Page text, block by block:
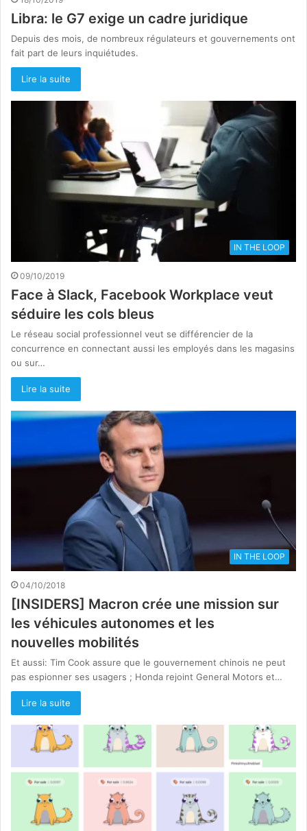
Libra: le G7 exige un cadre juridique
Depuis des mois, de nombreux régulateurs et gouvernements ont
fait part de leurs inquiétudes.
Lire la suite
IN THE LOOP
09/10/2019
Face à Slack, Facebook Workplace veut
séduire les cols bleus
Le réseau social professionnel veut se différencier de la
concurrence en connectant aussi les employés dans les magasins
ou sur…
Lire la suite
IN THE LOOP
04/10/2018
[INSIDERS] Macron crée une mission sur
les véhicules autonomes et les
nouvelles mobilités
Et aussi: Tim Cook assure que le gouvernement chinois ne peut
pas espionner ses usagers ; Honda rejoint General Motors et…
Lire la suite